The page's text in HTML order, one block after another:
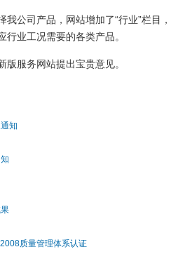
公司产品，网站增加了“行业”栏目，
业工况需要的各类产品。
服务网站提出宝贵意见。
知
质量管理体系认证